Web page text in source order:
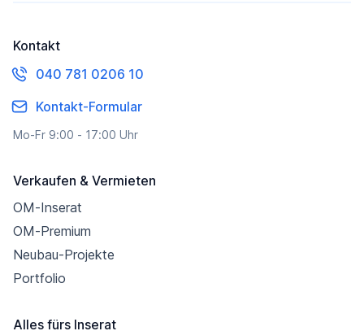
Kontakt
040 781 0206 10
Kontakt-Formular
Mo-Fr 9:00 - 17:00 Uhr
Verkaufen & Vermieten
OM-Inserat
OM-Premium
Neubau-Projekte
Portfolio
Alles fürs Inserat